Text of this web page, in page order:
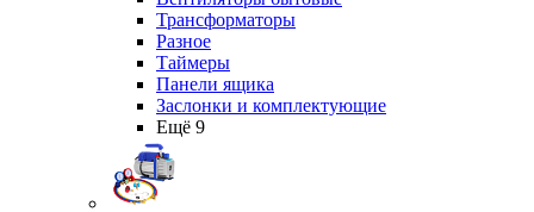
Трансформаторы
Разное
Таймеры
Панели ящика
Заслонки и комплектующие
Ещё 9